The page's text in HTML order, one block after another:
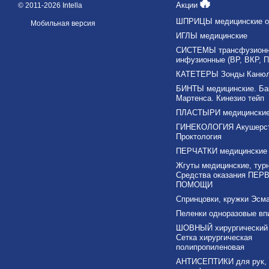
© 2011-2026 Intella
Мобильная версия
Акции
ШПРИЦЫ медицинские
ИГЛЫ медицинские
СИСТЕМЫ
инфузионные (ВР, ВКР,
КАТЕТЕРЫ Зонды
БИНТЫ медицинские.
Мартенса. Кинезио тейп
ПЛАСТЫРИ
ГИНЕКОЛОГИЯ
Проктология
ПЕРЧАТКИ медицинские
Жгуты медицинские,
Средства оказания
ПОМОЩИ
Спринцовки, кружки
Пеленки одноразовые
ШОВНЫЙ хирургический
Сетка хирургическая
полипропиленовая
АНТИСЕПТИКИ для рук,